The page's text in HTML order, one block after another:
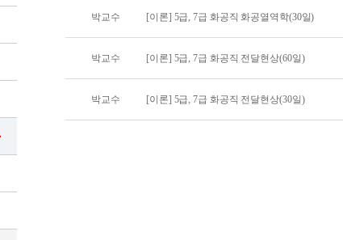
박교수 [이론] 5급, 7급 화공직 화공열역학(30일)
박교수 [이론] 5급, 7급 화공직 전달현상(60일)
박교수 [이론] 5급, 7급 화공직 전달현상(30일)